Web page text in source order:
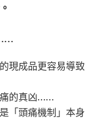
現成品更容易導致
痛的真凶……
「頭痛機制」本身